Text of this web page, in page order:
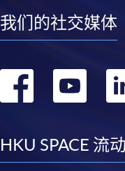
我们的社交媒体
转 转
HKU SPACE 流